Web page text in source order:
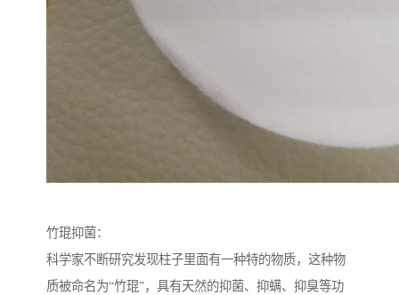
竹琨抑菌：
科学家不断研究发现柱子里面有一种特的物质，这种物
质被命名为“竹琨”，具有天然的抑菌、抑螨、抑臭等功